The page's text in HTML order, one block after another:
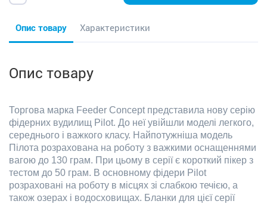
Опис товару Характеристики
Опис товару
Торгова марка Feeder Concept представила нову серію
фідерних вудилищ Pilot. До неї увійшли моделі легкого,
середнього і важкого класу. Найпотужніша модель
Пілота розрахована на роботу з важкими оснащеннями
вагою до 130 грам. При цьому в серії є короткий пікер з
тестом до 50 грам. В основному фідери Pilot
розраховані на роботу в місцях зі слабкою течією, а
також озерах і водосховищах. Бланки для цієї серії